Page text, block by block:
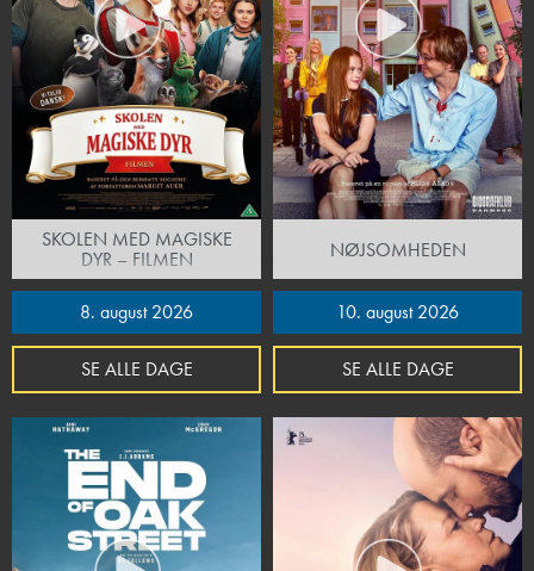
SKOLEN MED MAGISKE
DYR – FILMEN
8. august 2026
SE ALLE DAGE
NØJSOMHEDEN
10. august 2026
SE ALLE DAGE